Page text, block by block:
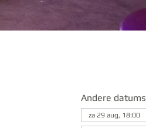
Andere datums
za 29 aug, 18:00